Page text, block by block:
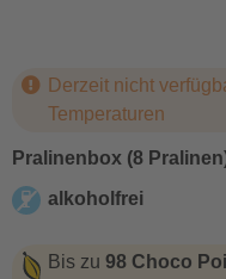
Derzeit nicht
Temperaturen
Pralinenbox (8
alkoholfrei
Bis zu 98 Choco